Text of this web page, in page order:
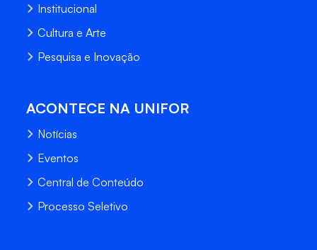
Institucional
Cultura e Arte
Pesquisa e Inovação
ACONTECE NA UNIFOR
Notícias
Eventos
Central de Conteúdo
Processo Seletivo